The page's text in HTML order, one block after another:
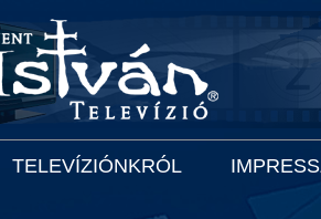
TELEVÍZIÓNKRÓL